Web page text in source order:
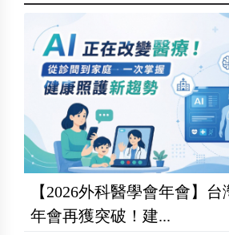
【2026外科醫學會年會】
年會再獲突破！建...